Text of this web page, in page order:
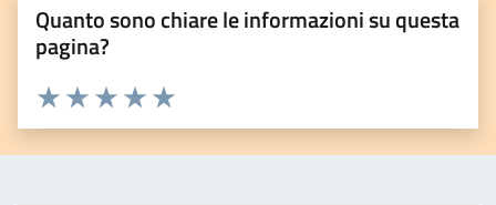
Quanto sono chiare le informazioni su questa
pagina?
Valuta da 1 a 5 stelle la pagina
Valuta 5 stelle su 5
Valuta 4 stelle su 5
Valuta 3 stelle su 5
Valuta 2 stelle su 5
Valuta 1 stelle su 5